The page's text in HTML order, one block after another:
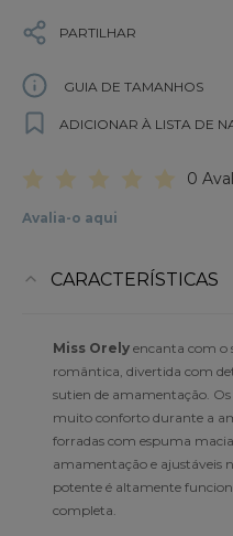
PARTILHAR
GUIA DE TAMANHOS
ADICIONAR À LISTA DE
0
Avalia-o aqui
CARACTERÍSTICAS
Miss Orely encanta com o
romântica, divertida com
sutien de amamentação.
muito conforto durante a
forradas com espuma
amamentação e ajustáveis
potente é altamente
completa.